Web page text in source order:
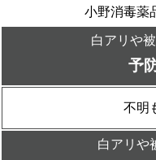
小野消毒薬
白アリや
予
不明
白アリや